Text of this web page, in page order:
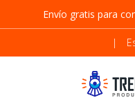
Envío gratis para
|